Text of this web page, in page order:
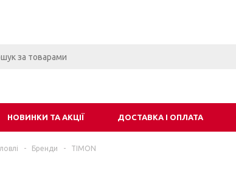
НОВИНКИ ТА АКЦІЇ ДОСТАВКА І ОПЛАТА
- Бренди - TIMON